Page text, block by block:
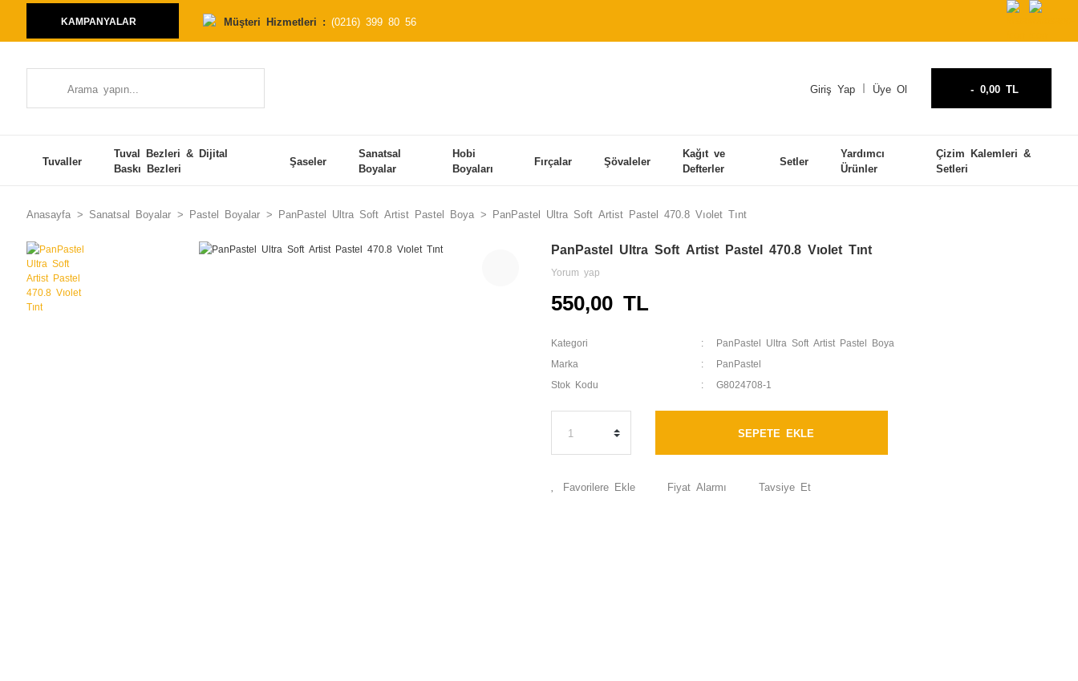
KAMPANYALAR Müşteri Hizmetleri : (0216) 399 80 56
Giriş Yap Üye Ol - 0,00 TL
Tuvaller
Tuval Bezleri & Dijital
Baskı Bezleri
Şaseler
Sanatsal
Boyalar
Hobi
Boyaları
Fırçalar Şövaleler
Kağıt ve
Defterler
Setler
Yardımcı
Ürünler
Çizim Kalemleri &
Setleri
Anasayfa Sanatsal Boyalar Pastel Boyalar PanPastel Ultra Soft Artist Pastel Boya PanPastel Ultra Soft Artist Pastel 470.8 Vıolet Tınt
PanPastel Ultra Soft Artist Pastel 470.8 Vıolet Tınt
Yorum yap
550,00 TL
Kategori PanPastel Ultra Soft Artist Pastel Boya
Marka PanPastel
Stok Kodu G8024708-1
SEPETE EKLE
Fiyat Alarmı Tavsiye Et